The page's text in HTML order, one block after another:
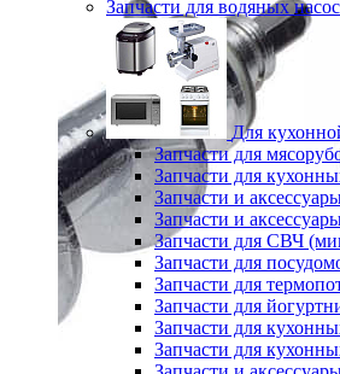
Запчасти для водяных
Для
Запчасти для
Запчасти для
Запчасти и
Запчасти и
Запчасти для СВЧ
Запчасти для
Запчасти для
Запчасти для
Запчасти для
Запчасти для